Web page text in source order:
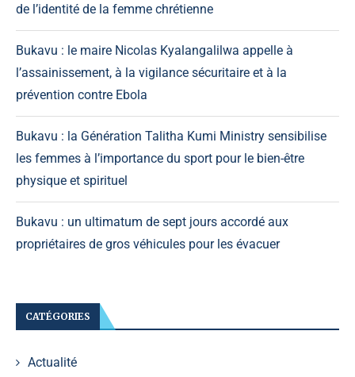
de l’identité de la femme chrétienne
Bukavu : le maire Nicolas Kyalangalilwa appelle à
l’assainissement, à la vigilance sécuritaire et à la
prévention contre Ebola
Bukavu : la Génération Talitha Kumi Ministry sensibilise
les femmes à l’importance du sport pour le bien-être
physique et spirituel
Bukavu : un ultimatum de sept jours accordé aux
propriétaires de gros véhicules pour les évacuer
CATÉGORIES
Actualité